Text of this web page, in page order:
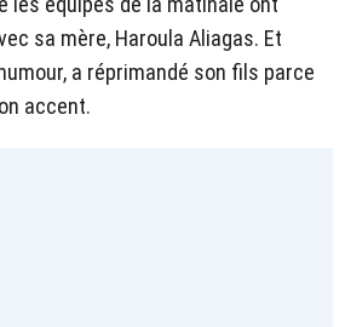
sa mère, Haroula Aliagas. Et
a réprimandé son fils parce
accent.